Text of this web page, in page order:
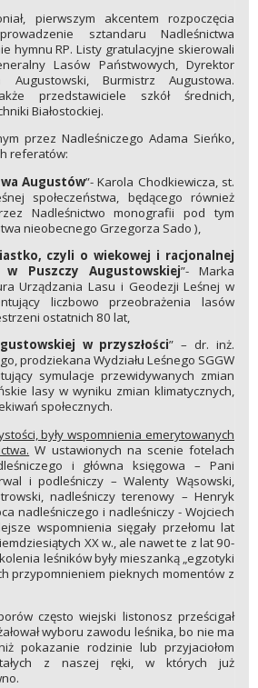
pierwszym akcentem rozpoczęcia
sztandaru Nadleśnictwa
hymnu RP. Listy gratulacyjne skierowali
Lasów Państwowych, Dyrektor
Augustowski, Burmistrz Augustowa.
przedstawiciele szkół średnich,
Białostockiej.
przez Nadleśniczego Adama Sieńko,
referatów:
Augustów”- Karola Chodkiewicza, st.
społeczeństwa, będącego również
Nadleśnictwo monografii pod tym
nieobecnego Grzegorza Sado ),
czyli o wiekowej i racjonalnej
Puszczy Augustowskiej”- Marka
Urządzania Lasu i Geodezji Leśnej w
liczbowo przeobrażenia lasów
ostatnich 80 lat,
w przyszłości” – dr. inż.
prodziekana Wydziału Leśnego SGGW
symulacje przewidywanych zmian
lasy w wyniku zmian klimatycznych,
społecznych.
były wspomnienia emerytowanych
W ustawionych na scenie fotelach
i główna księgowa – Pani
i podleśniczy – Walenty Wąsowski,
nadleśniczy terenowy – Henryk
nadleśniczego i nadleśniczy - Wojciech
wspomnienia sięgały przełomu lat
XX w., ale nawet te z lat 90-
leśników były mieszanką „egzotyki
przypomnieniem pieknych momentów z
często wiejski listonosz prześcigał
wyboru zawodu leśnika, bo nie ma
pokazanie rodzinie lub przyjaciołom
z naszej ręki, w których już